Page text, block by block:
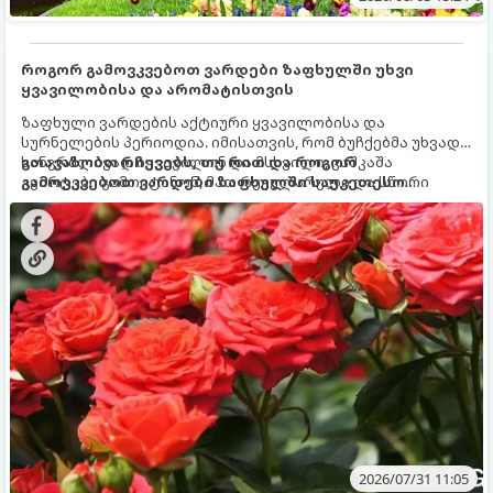
როგორ გამოვკვებოთ ვარდები ზაფხულში უხვი
ყვავილობისა და არომატისთვის
ზაფხული ვარდების აქტიური ყვავილობისა და
სურნელების პერიოდია. იმისათვის, რომ ბუჩქებმა უხვად,
ხანგრძლივად იყვავილონ და მსხვილი, კაშკაშა
კვირტები გამოიტანონ, მათ რეგულარული და სწორი
გამოკვება სჭირდებათ. ზაფხულის პერიოდში მცენარის
მოთხოვნილებები იცვლება, ამიტომ მნიშვნელოვანია
ვიცოდეთ, რომელი სასუქები გამოიყენება ამ დროს.
გთავაზობთ რჩევებს, თუ რით და როგორ
გამოვკვებოთ ვარდები ზაფხულში საუკეთესო
შედეგის მისაღწევად:
2026/07/31 11:05